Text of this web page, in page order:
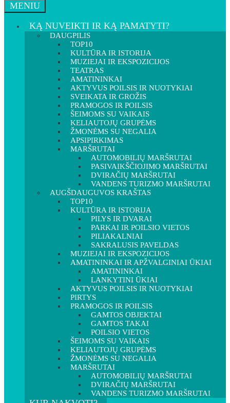
MENIU
KĄ NUVEIKTI IR KĄ PAMATYTI?
DAUGPILIS
TOP10
KULTŪRA IR ISTORIJA
MUZIEJAI IR EKSPOZICIJOS
TEATRAS
AMATININKAI
AKTYVUS POILSIS IR NUOTYKIAI
SVEIKATA IR GROŽIS
PRAMOGOS IR POILSIS
ŠEIMOMS SU VAIKAIS
KELIAUTOJŲ GRUPĖMS
ŽMONĖMS SU NEGALIA
APSIPIRKIMAS
MARŠRUTAI
AUTOMOBILIŲ MARŠRUTAI
PASIVAIKŠČIOJIMO MARŠRUTAI
DVIRAČIŲ MARŠRUTAI
VANDENS TURIZMO MARŠRUTAI
AUGŠDAUGUVOS KRAŠTAS
TOP10
KULTŪRA IR ISTORIJA
PILYS IR DVARAI
PARKAI IR POILSIO VIETOS
PILIAKALNIAI
SAKRALUSIS PAVELDAS
MUZIEJAI IR EKSPOZICIJOS
AMATININKAI IR APŽVALGINIAI ŪKIAI
AMATININKAI
LANKYTINI ŪKIAI
AKTYVUS POILSIS IR NUOTYKIAI
PIRTYS
PRAMOGOS IR POILSIS
GAMTOS OBJEKTAI
GAMTOS TAKAI
POILSIO VIETOS
ŠEIMOMS SU VAIKAIS
KELIAUTOJŲ GRUPĖMS
ŽMONĖMS SU NEGALIA
MARŠRUTAI
AUTOMOBILIŲ MARŠRUTAI
DVIRAČIŲ MARŠRUTAI
VANDENS TURIZMO MARŠRUTAI